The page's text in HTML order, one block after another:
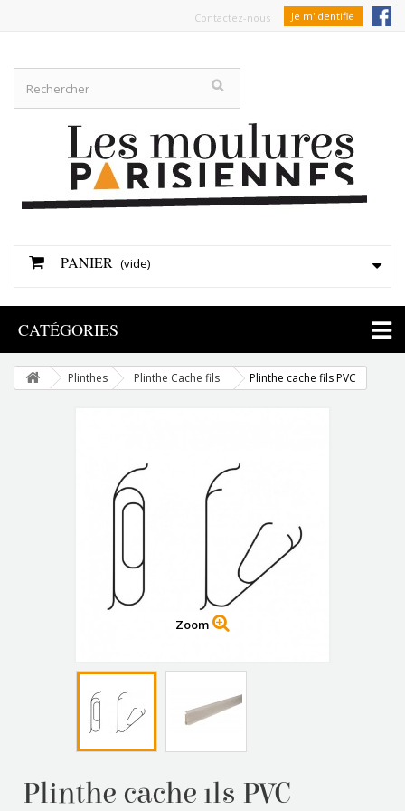
Je m'identifie
Contactez-nous
PANIER (vide)
CATÉGORIES
Plinthes Plinthe Cache fils Plinthe cache fils PVC
Zoom
Plinthe cache fils PVC